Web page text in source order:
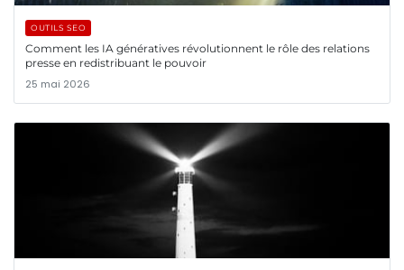
OUTILS SEO
Comment les IA génératives révolutionnent le rôle des relations
presse en redistribuant le pouvoir
25 mai 2026